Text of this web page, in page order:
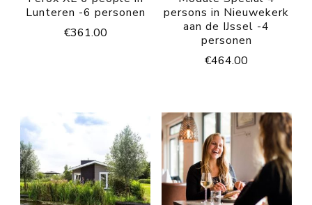
Lunteren -6 personen
€361.00
persons in Nieuwekerk
aan de IJssel -4
personen
€464.00